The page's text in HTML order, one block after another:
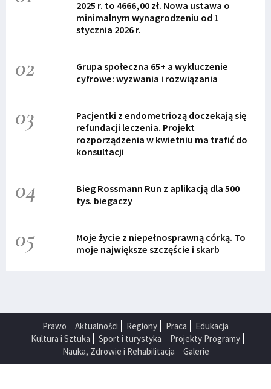
2025 r. to 4666,00 zł. Nowa ustawa o
minimalnym wynagrodzeniu od 1
stycznia 2026 r.
02
Grupa społeczna 65+ a wykluczenie
cyfrowe: wyzwania i rozwiązania
03
Pacjentki z endometriozą doczekają się
refundacji leczenia. Projekt
rozporządzenia w kwietniu ma trafić do
konsultacji
04
Bieg Rossmann Run z aplikacją dla 500
tys. biegaczy
05
Moje życie z niepełnosprawną córką. To
moje największe szczęście i skarb
Prawo Aktualności Regiony Praca
Edukacja
Kultura i Sztuka
Sport i turystyka
Projekty Programy
Nauka, Zdrowie i Rehabilitacja
Galerie